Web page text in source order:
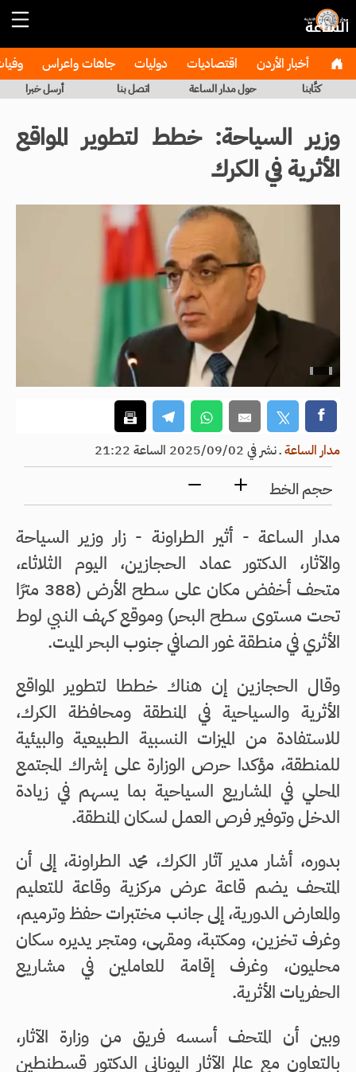
أخبار الأردن اقتصاديات دوليات جاهات واعراس
كتَّابنا حول مدار الساعة اتصل بنا أرسل خبرا
وزير السياحة: خطط لتطوير المواقع
الأثرية في الكرك
مدار الساعةـنشر في 2025/09/02 الساعة 21:22
حجم الخط
مدار الساعة - أثير الطراونة - زار وزير السياحة
والآثار، الدكتور عماد الحجازين، اليوم الثلاثاء،
متحف أخفض مكان على سطح الأرض (388 مترًا
تحت مستوى سطح البحر) وموقع كهف النبي لوط
الأثري في منطقة غور الصافي جنوب البحر الميت.
وقال الحجازين إن هناك خططا لتطوير المواقع
الأثرية والسياحية في المنطقة ومحافظة الكرك،
للاستفادة من الميزات النسبية الطبيعية والبيئية
للمنطقة، مؤكدا حرص الوزارة على إشراك المجتمع
المحلي في المشاريع السياحية بما يسهم في زيادة
الدخل وتوفير فرص العمل لسكان المنطقة.
بدوره، أشار مدير آثار الكرك، محمد الطراونة، إلى أن
المتحف يضم قاعة عرض مركزية وقاعة للتعليم
والمعارض الدورية، إلى جانب مختبرات حفظ وترميم،
وغرف تخزين، ومكتبة، ومقهى، ومتجر يديره سكان
محليون، وغرف إقامة للعاملين في مشاريع
الحفريات الأثرية.
وبين أن المتحف أسسه فريق من وزارة الآثار،
بالتعاون مع عالم الآثار اليوناني الدكتور قسطنطين